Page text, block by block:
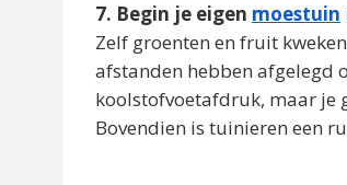
7. Begin je eigen moestuin
Zelf groenten en fruit
afstanden hebben afgelegd
koolstofvoetafdruk, maar je
Bovendien is tuinieren een